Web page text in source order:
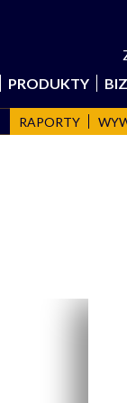
PRODUKTY
RAPORTY